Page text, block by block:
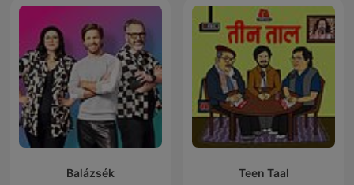
Balázsék Teen Taal